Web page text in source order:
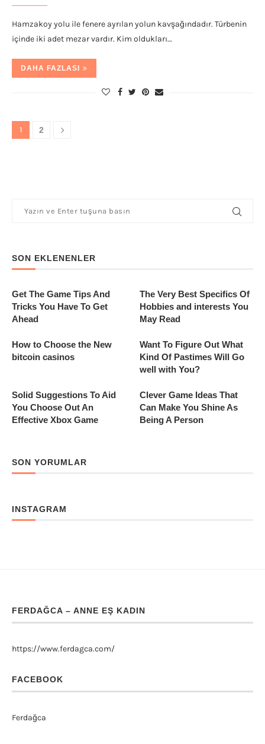
Hamzakoy yolu ile fenere ayrılan yolun kavşağındadır. Türbenin
içinde iki adet mezar vardır. Kim oldukları…
DAHA FAZLASI
1 2
SON EKLENENLER
Get The Game Tips And
Tricks You Have To Get
Ahead
The Very Best Specifics Of
Hobbies and interests You
May Read
How to Choose the New
bitcoin casinos
Want To Figure Out What
Kind Of Pastimes Will Go
well with You?
Solid Suggestions To Aid
You Choose Out An
Effective Xbox Game
Clever Game Ideas That
Can Make You Shine As
Being A Person
SON YORUMLAR
INSTAGRAM
FERDAĞCA – ANNE EŞ KADIN
https://www.ferdagca.com/
FACEBOOK
Ferdağca